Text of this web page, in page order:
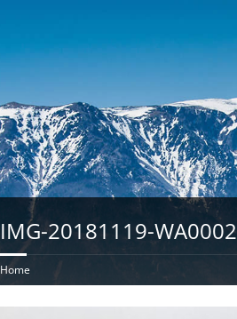
IMG-20181119-WA0002
Home